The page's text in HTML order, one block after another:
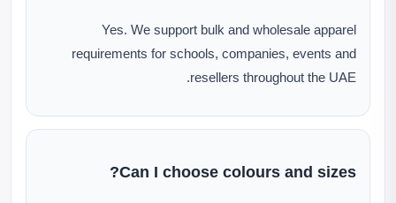
Yes. We support bulk and wholesale apparel
requirements for schools, companies, events and
resellers throughout the UAE.
Can I choose colours and sizes?